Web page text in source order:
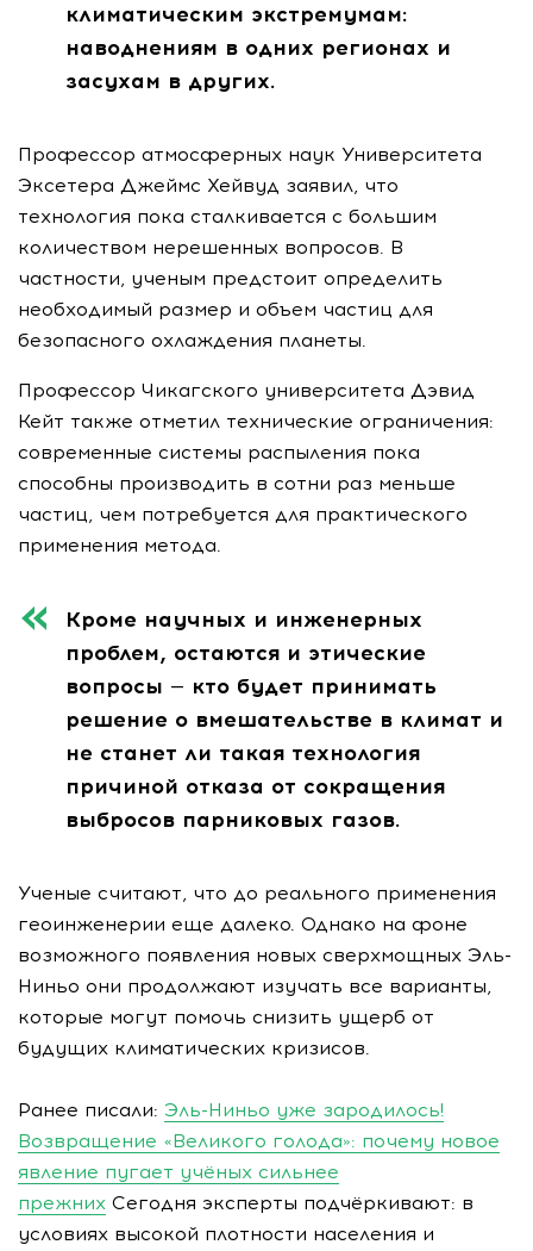
климатическим экстремумам:
наводнениям в одних регионах и
засухам в других.
Профессор атмосферных наук Университета
Эксетера Джеймс Хейвуд заявил, что
технология пока сталкивается с большим
количеством нерешенных вопросов. В
частности, ученым предстоит определить
необходимый размер и объем частиц для
безопасного охлаждения планеты.
Профессор Чикагского университета Дэвид
Кейт также отметил технические ограничения:
современные системы распыления пока
способны производить в сотни раз меньше
частиц, чем потребуется для практического
применения метода.
Кроме научных и инженерных
проблем, остаются и этические
вопросы — кто будет принимать
решение о вмешательстве в климат и
не станет ли такая технология
причиной отказа от сокращения
выбросов парниковых газов.
Ученые считают, что до реального применения
геоинженерии еще далеко. Однако на фоне
возможного появления новых сверхмощных Эль-
Ниньо они продолжают изучать все варианты,
которые могут помочь снизить ущерб от
будущих климатических кризисов.
Ранее писали: Эль-Ниньо уже зародилось!
Возвращение «Великого голода»: почему новое
явление пугает учёных сильнее
прежних Сегодня эксперты подчёркивают: в
условиях высокой плотности населения и